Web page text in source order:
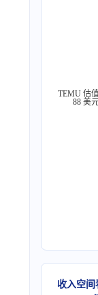
TEMU 估
88 美
收入空